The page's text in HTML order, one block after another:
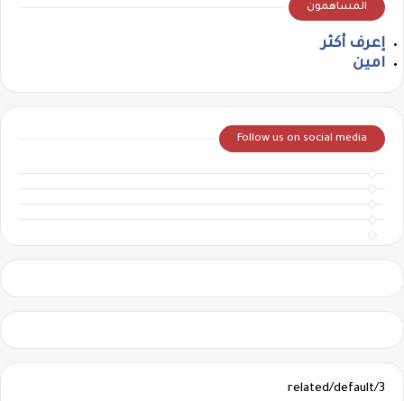
المساهمون
إعرف أكثر
امين
Follow us on social media
3/related/default